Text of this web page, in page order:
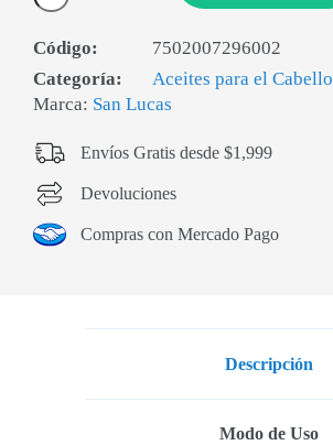
Código:
7502007296002
Categoría:
Aceites para el Cabello
Marca: San Lucas
Envíos Gratis desde $1,999
Devoluciones
Compras con Mercado Pago
Descripción
Modo de Uso